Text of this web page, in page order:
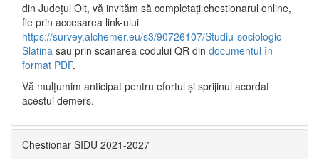
din Județul Olt, vă invităm să completați chestionarul online,
fie prin accesarea link-ului
https://survey.alchemer.eu/s3/90726107/Studiu-sociologic-
Slatina sau prin scanarea codului QR din documentul în
format PDF.
Vă mulţumim anticipat pentru efortul şi sprijinul acordat
acestui demers.
Chestionar SIDU 2021-2027